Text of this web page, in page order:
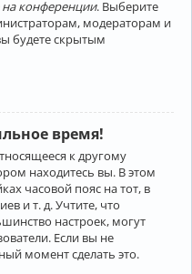
конференции. Выберите
модераторам и
будете скрытым
время!
к другому
находитесь вы. В этом
часовой пояс на тот, в
и т. д. Учтите, что
настроек, могут
Если вы не
момент сделать это.